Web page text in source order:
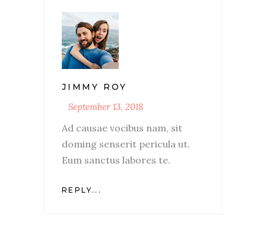
JIMMY ROY
September 13, 2018
Ad causae vocibus nam, sit
doming senserit pericula ut.
Eum sanctus labores te.
REPLY...